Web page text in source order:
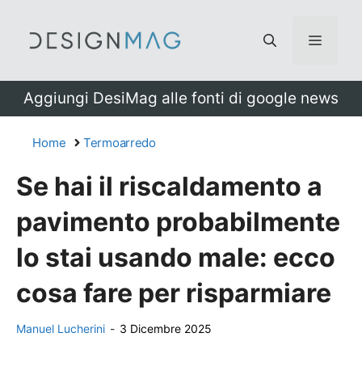
Menu
Aggiungi DesiMag alle fonti di google news
Home Termoarredo
Se hai il riscaldamento a
pavimento probabilmente
lo stai usando male: ecco
cosa fare per risparmiare
Manuel Lucherini - 3 Dicembre 2025